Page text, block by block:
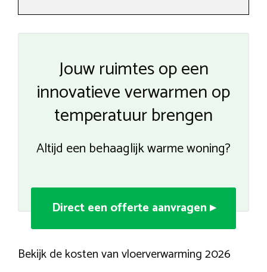
Jouw ruimtes op een
innovatieve verwarmen op
temperatuur brengen
Altijd een behaaglijk warme woning?
Direct een offerte aanvragen ▸
Bekijk de kosten van vloerverwarming 2026